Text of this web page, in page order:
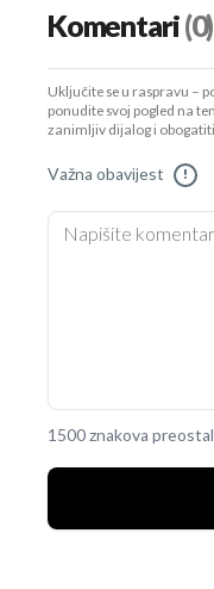
Komentari(0)
Uključite se u raspravu –
ponudite svoj pogled na
zanimljiv dijalog i
Važna obavijest !
1500 znakova